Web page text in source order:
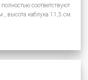
соответствуют
высота каблука 11,5 см.